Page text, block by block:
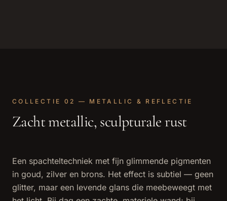
COLLECTIE 02 — METALLIC & REFLECTIE
Zacht metallic, sculpturale rust
Een spachteltechniek met fijn glimmende pigmenten
in goud, zilver en brons. Het effect is subtiel — geen
glitter, maar een levende glans die meebeweegt met